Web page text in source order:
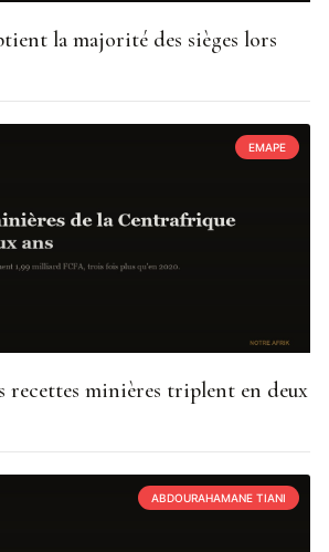
la majorité des sièges lors
EMAPE
recettes minières triplent en deux
ABDOURAHAMANE TIANI